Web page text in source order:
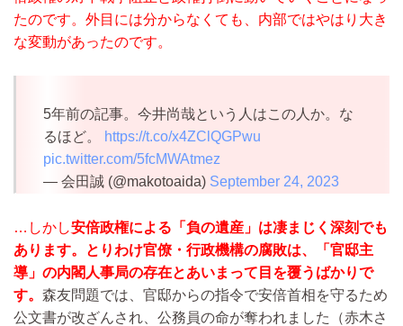
たのです。外目には分からなくても、内部ではやはり大き
な変動があったのです。
5年前の記事。今井尚哉という人はこの人か。な
るほど。
https://t.co/x4ZClQGPwu
pic.twitter.com/5fcMWAtmez
— 会田誠 (@makotoaida) September 24, 2023
…しかし安倍政権による「負の遺産」は凄まじく深刻でも
あります。とりわけ官僚・行政機構の腐敗は、「官邸主
導」の内閣人事局の存在とあいまって目を覆うばかりで
す。 森友問題では、官邸からの指令で安倍首相を守るため
公文書が改ざんされ、公務員の命が奪われました（赤木さ